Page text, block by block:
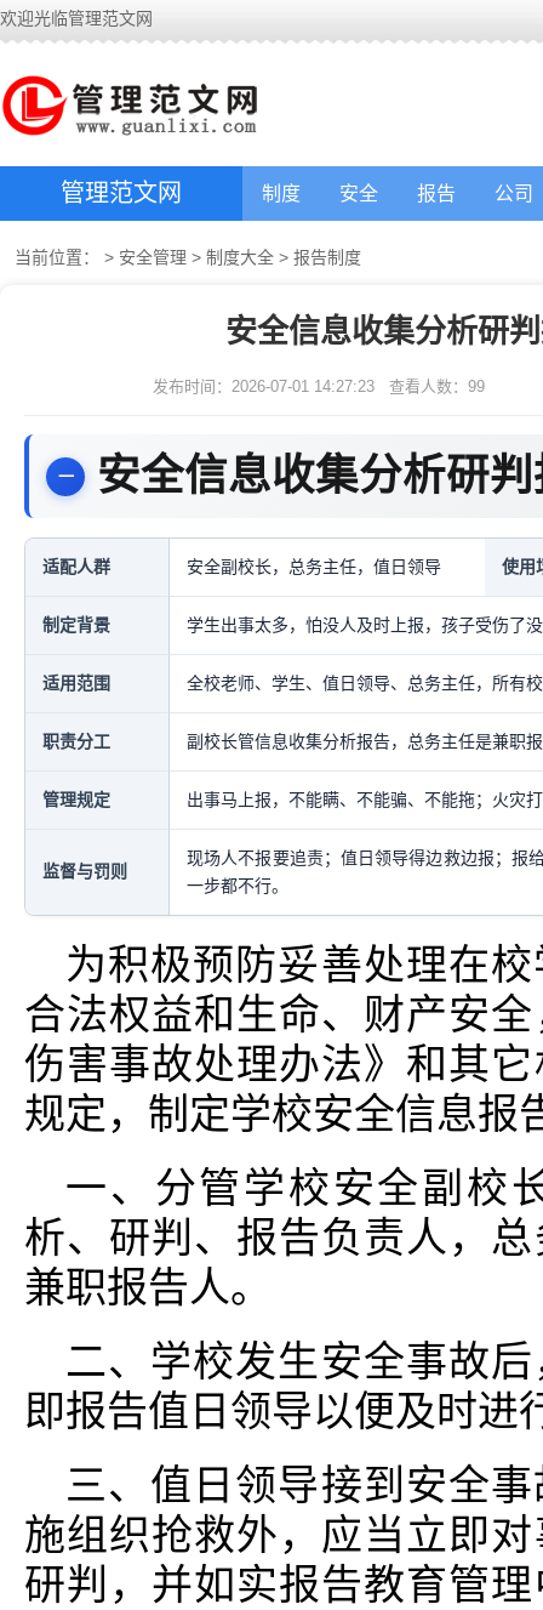
欢迎光临管理范文网
管理范文网 制度 安全 报告 公司
当前位置： > 安全管理 > 制度大全 > 报告制度
安全信息收集分析研
发布时间：2026-07-01 14:27:23 查看人数： 99
安全信息收集分析研
适配人群 安全副校长，总务主任，值日领导 使用
制定背景 学生出事太多，怕没人及时上报，孩子受伤了
适用范围 全校老师、学生、值日领导、总务主任，所有
职责分工 副校长管信息收集分析报告，总务主任是兼职
管理规定 出事马上报，不能瞒、不能骗、不能拖；火灾
监督与罚则
现场人不报要追责；值日领导得边救边报；报
一步都不行。
为积极预防妥善处理在
合法权益和生命、财产安
伤害事故处理办法》和其
规定，制定学校安全信息报
一、分管学校安全副校
析、研判、报告负责人，
兼职报告人。
二、学校发生安全事故
即报告值日领导以便及时进
三、值日领导接到安全
施组织抢救外，应当立即
研判，并如实报告教育管